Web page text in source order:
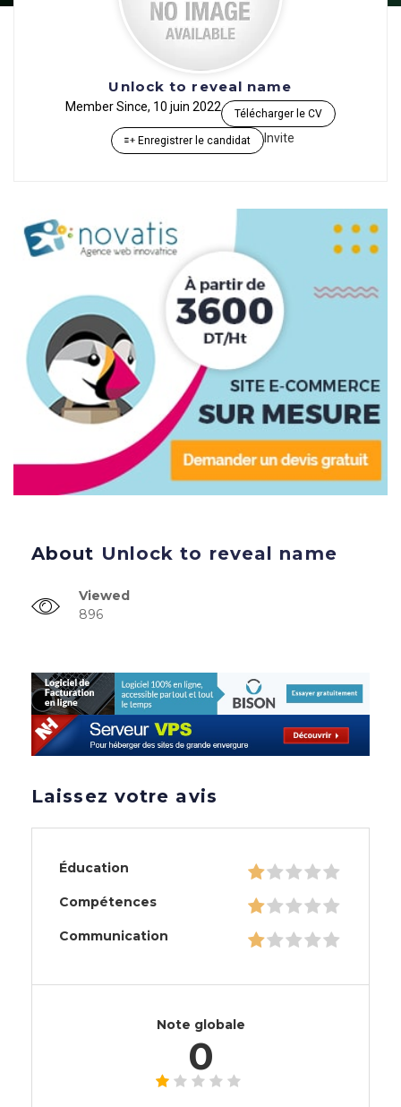
Unlock to reveal name
Member Since, 10 juin 2022 Télécharger le CV
Enregistrer le candidat Invite
About Unlock to reveal name
Viewed
896
Laissez votre avis
Éducation
Compétences
Communication
Note globale
0